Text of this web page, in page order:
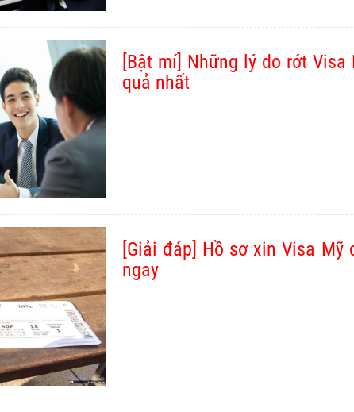
[Bật mí] Những lý do rớt
quả nhất
[Giải đáp] Hồ sơ xin Visa Mỹ
ngay